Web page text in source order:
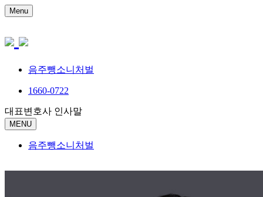
Menu
음주뺑소니처벌
1660-0722
대표변호사 인사말
MENU
음주뺑소니처벌